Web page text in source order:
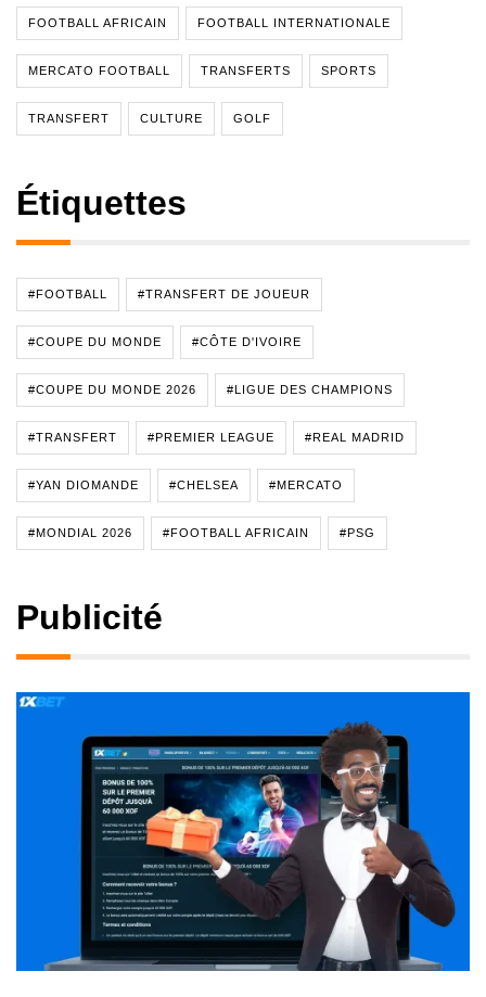
FOOTBALL AFRICAIN FOOTBALL INTERNATIONALE
MERCATO FOOTBALL TRANSFERTS SPORTS
TRANSFERT CULTURE GOLF
Étiquettes
#FOOTBALL #TRANSFERT DE JOUEUR
#COUPE DU MONDE #CÔTE D'IVOIRE
#COUPE DU MONDE 2026 #LIGUE DES CHAMPIONS
#TRANSFERT #PREMIER LEAGUE #REAL MADRID
#YAN DIOMANDE #CHELSEA #MERCATO
#MONDIAL 2026 #FOOTBALL AFRICAIN #PSG
Publicité